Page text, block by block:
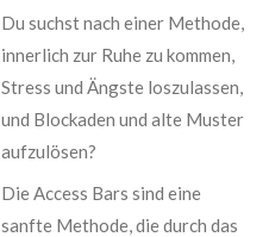
Du suchst nach einer Methode,
innerlich zur Ruhe zu kommen,
Stress und Ängste loszulassen,
und Blockaden und alte Muster
aufzulösen?
Die Access Bars sind eine
sanfte Methode, die durch das